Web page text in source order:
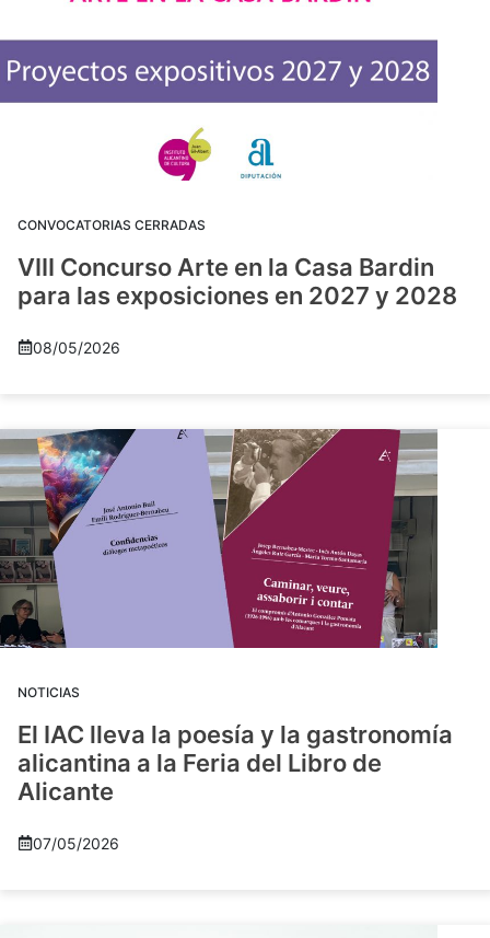
CONVOCATORIAS CERRADAS
VIII Concurso Arte en la Casa Bardin
para las exposiciones en 2027 y 2028
08/05/2026
NOTICIAS
El IAC lleva la poesía y la gastronomía
alicantina a la Feria del Libro de
Alicante
07/05/2026